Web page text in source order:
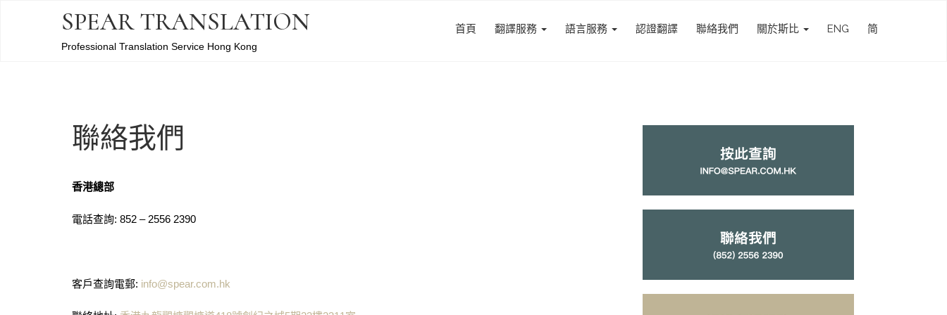
SPEAR TRANSLATION
Professional Translation Service Hong Kong
首頁 翻譯服務 語言服務 認證翻譯 聯絡我們 關於斯比 ENG 简
聯絡我們
香港總部
電話查詢: 852 – 2556 2390
客戶查詢電郵: info@spear.com.hk